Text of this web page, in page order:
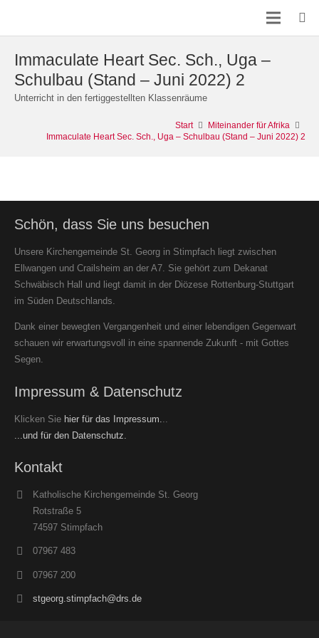
Immaculate Heart Sec. Sch., Uga –
Schulbau (Stand – Juni 2022) 2
Unterricht in den fertiggestellten Klassenräume
Start
Miteinander für Afrika
Immaculate Heart Sec. Sch., Uga – Schulbau (Stand – Juni 2022) 2
Schön, dass Sie uns besuchen
Unsere Kirchengemeinde St. Georg in Stimpfach liegt zwischen
Ellwangen und Crailsheim an der A7. Sie gehört zum Dekanat
Schwäbisch Hall und liegt damit in der Diözese Rottenburg-Stuttgart
im Süden Deutschlands.
Dank einer bewegten Vergangenheit und einer lebendigen Gegenwart
schauen wir erwartungsvoll in eine spannende Zukunft - mit Gottes
Segen.
Impressum & Datenschutz
Klicken Sie hier für das Impressum.
...und für den Datenschutz.
Kontakt
Katholische Kirchengemeinde St. Georg
Rotstraße 5
74597 Stimpfach
07967 483
07967 200
stgeorg.stimpfach@drs.de